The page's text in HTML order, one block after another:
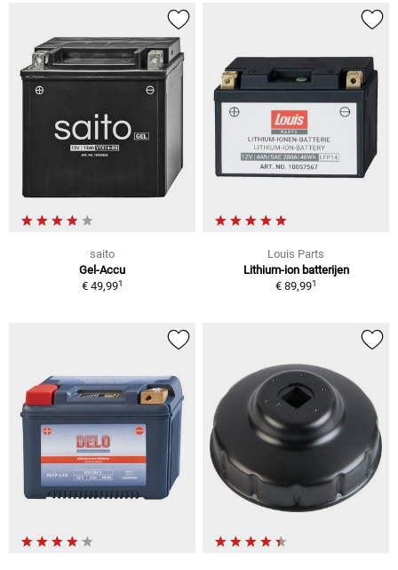
saito
Gel-Accu
€ 49,991
Louis Parts
Lithium-ion batterijen
€ 89,991